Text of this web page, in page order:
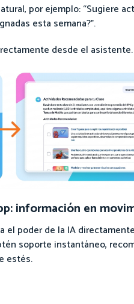
por ejemplo: “Sugiere
esta semana?”.
desde el asistente.
información en
poder de la IA
soporte instantáneo,
estés.